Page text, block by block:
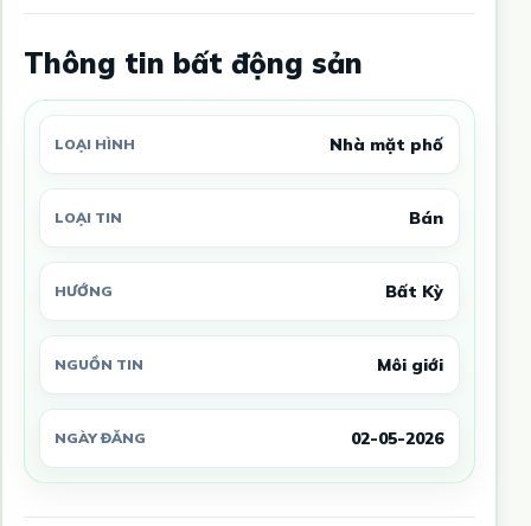
Thông tin bất động sản
LOẠI HÌNH Nhà mặt phố
LOẠI TIN Bán
HƯỚNG Bất Kỳ
NGUỒN TIN Môi giới
NGÀY ĐĂNG 02-05-2026